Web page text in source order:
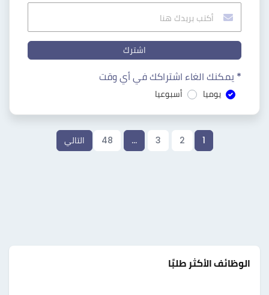
اشترك
* يمكنك الغاء اشتراكك في أي وقت
يوميا أسبوعيا
1
2
3
…
48 التالي
الوظائف الأكثر طلبًا